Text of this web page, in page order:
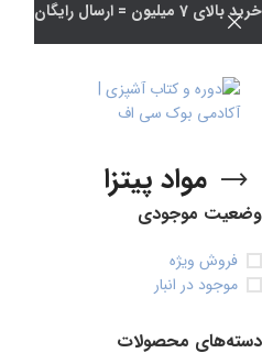
مواد پیتزا
وضعیت موجودی
فروش ویژه
موجود در انبار
دسته‌های محصولات
خرید بالای 7 میلیون = ارسال رایگان